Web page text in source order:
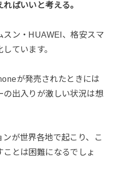
ばいいと考える。
スン・HUAWEI、格安スマ
ています。
が発売されたときには
の出入りが激しい状況は想
が世界各地で起こり、こ
とは困難になるでしょ